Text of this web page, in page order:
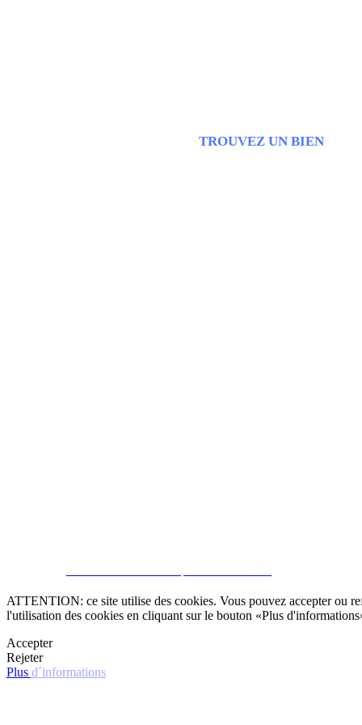
TROUVEZ UN BIEN
ATTENTION: ce site utilise des cookies. Vous pouvez accepter ou
l'utilisation des cookies en cliquant sur le bouton «Plus
Accepter
Rejeter
Plus d´informations